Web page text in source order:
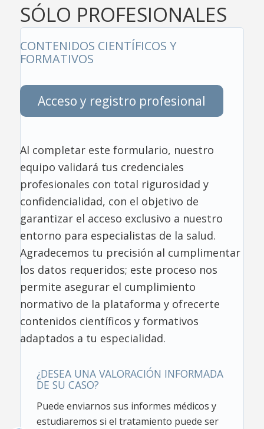
SÓLO PROFESIONALES
CONTENIDOS CIENTÍFICOS Y
FORMATIVOS
Acceso y registro profesional
Al completar este formulario, nuestro
equipo validará tus credenciales
profesionales con total rigurosidad y
confidencialidad, con el objetivo de
garantizar el acceso exclusivo a nuestro
entorno para especialistas de la salud.
Agradecemos tu precisión al cumplimentar
los datos requeridos; este proceso nos
permite asegurar el cumplimiento
normativo de la plataforma y ofrecerte
contenidos científicos y formativos
adaptados a tu especialidad.
¿DESEA UNA VALORACIÓN INFORMADA
DE SU CASO?
Puede enviarnos sus informes médicos y
estudiaremos si el tratamiento puede ser